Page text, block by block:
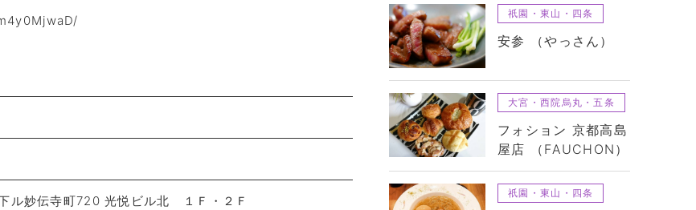
ル妙伝寺町720 光悦ビル北 １Ｆ・２Ｆ
祇園・東山・四条
安参 （やっさん）
大宮・西院烏丸・五条
フォション 京都高島
屋店 （FAUCHON）
祇園・東山・四条